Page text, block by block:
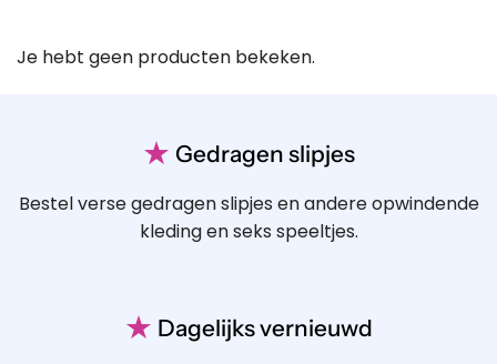
Je hebt geen producten bekeken.
★ Gedragen slipjes
Bestel verse gedragen slipjes en andere opwindende
kleding en seks speeltjes.
★ Dagelijks vernieuwd